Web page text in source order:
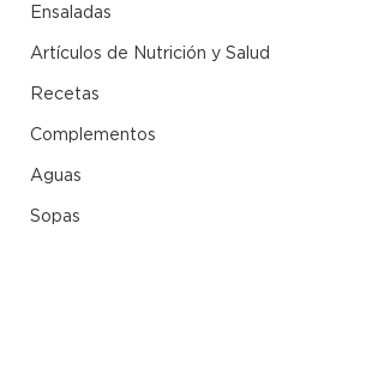
Ensaladas
Artículos de Nutrición y Salud
Recetas
Complementos
Aguas
Sopas